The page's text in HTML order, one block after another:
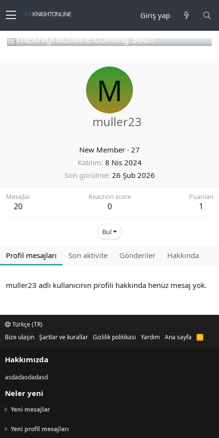
Giriş yap
TheKnightOnline Coming Soon
M
muller23
New Member · 27
Katılım 8 Nis 2024
Son görülme 26 Şub 2026
Mesajlar
20
Reaction score
0
Puanları
1
Bul
Profil mesajları Son aktivite Gönderiler Hakkında
muller23 adlı kullanıcının profili hakkında henüz mesaj yok.
Türkçe (TR)
Bize ulaşın Şartlar ve kurallar Gizlilik politikası Yardım Ana sayfa
R
Hakkımızda
asdadasdadasd
Neler yeni
Yeni mesajlar
Yeni profil mesajları